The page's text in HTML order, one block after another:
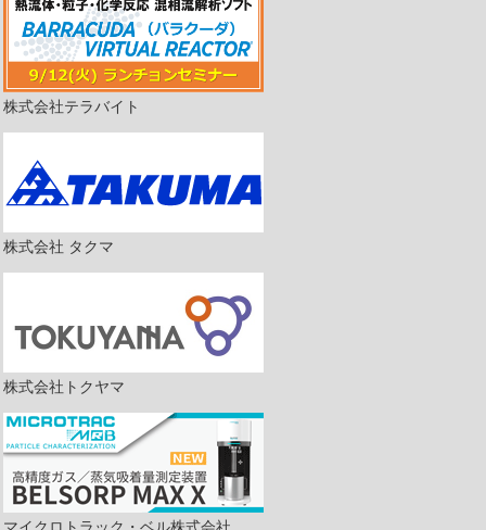
株式会社テラバイト
株式会社 タクマ
株式会社トクヤマ
マイクロトラック・ベル株式会社